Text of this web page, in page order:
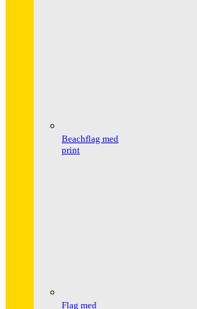
Beachflag med
print
Flag med